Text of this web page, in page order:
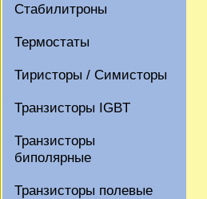
Стабилитроны
Термостаты
Тиристоры / Симисторы
Транзисторы IGBT
Транзисторы
биполярные
Транзисторы полевые